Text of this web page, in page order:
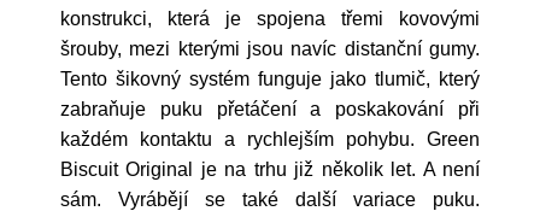
konstrukci, která je spojena třemi kovovými
šrouby, mezi kterými jsou navíc distanční gumy.
Tento šikovný systém funguje jako tlumič, který
zabraňuje puku přetáčení a poskakování při
každém kontaktu a rychlejším pohybu. Green
Biscuit Original je na trhu již několik let. A není
sám. Vyrábějí se také další variace puku.